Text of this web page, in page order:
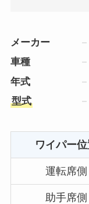
メーカー
車種
年式
型式
ワイパー
運転席側
助手席側